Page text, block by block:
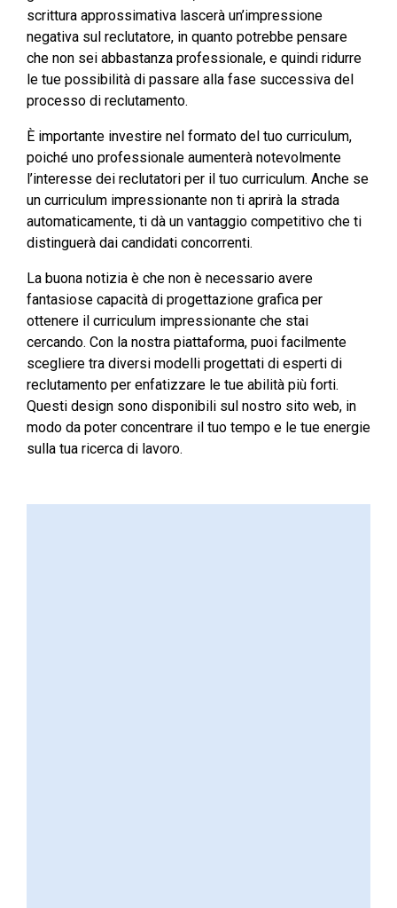
scrittura approssimativa lascerà un’impressione
negativa sul reclutatore, in quanto potrebbe pensare
che non sei abbastanza professionale, e quindi ridurre
le tue possibilità di passare alla fase successiva del
processo di reclutamento.
È importante investire nel formato del tuo curriculum,
poiché uno professionale aumenterà notevolmente
l’interesse dei reclutatori per il tuo curriculum. Anche se
un curriculum impressionante non ti aprirà la strada
automaticamente, ti dà un vantaggio competitivo che ti
distinguerà dai candidati concorrenti.
La buona notizia è che non è necessario avere
fantasiose capacità di progettazione grafica per
ottenere il curriculum impressionante che stai
cercando. Con la nostra piattaforma, puoi facilmente
scegliere tra diversi modelli progettati di esperti di
reclutamento per enfatizzare le tue abilità più forti.
Questi design sono disponibili sul nostro sito web, in
modo da poter concentrare il tuo tempo e le tue energie
sulla tua ricerca di lavoro.